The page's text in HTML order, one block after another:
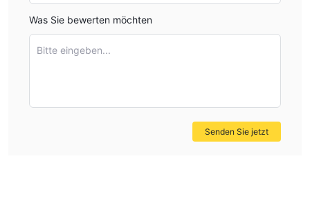
Was Sie bewerten möchten
Bitte eingeben...
Senden Sie jetzt